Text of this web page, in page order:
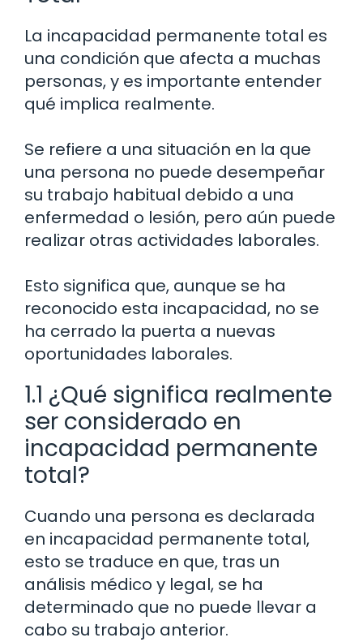
La incapacidad permanente total es
una condición que afecta a muchas
personas, y es importante entender
qué implica realmente.
Se refiere a una situación en la que
una persona no puede desempeñar
su trabajo habitual debido a una
enfermedad o lesión, pero aún puede
realizar otras actividades laborales.
Esto significa que, aunque se ha
reconocido esta incapacidad, no se
ha cerrado la puerta a nuevas
oportunidades laborales.
1.1 ¿Qué significa realmente
ser considerado en
incapacidad permanente
total?
Cuando una persona es declarada
en incapacidad permanente total,
esto se traduce en que, tras un
análisis médico y legal, se ha
determinado que no puede llevar a
cabo su trabajo anterior.